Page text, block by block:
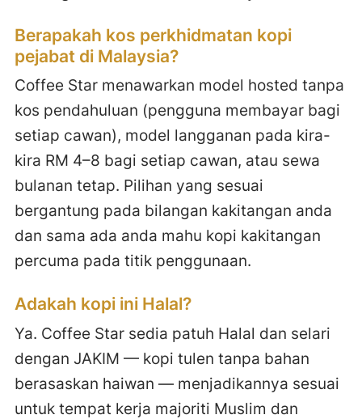
Berapakah kos perkhidmatan kopi
pejabat di Malaysia?
Coffee Star menawarkan model hosted tanpa
kos pendahuluan (pengguna membayar bagi
setiap cawan), model langganan pada kira-
kira RM 4–8 bagi setiap cawan, atau sewa
bulanan tetap. Pilihan yang sesuai
bergantung pada bilangan kakitangan anda
dan sama ada anda mahu kopi kakitangan
percuma pada titik penggunaan.
Adakah kopi ini Halal?
Ya. Coffee Star sedia patuh Halal dan selari
dengan JAKIM — kopi tulen tanpa bahan
berasaskan haiwan — menjadikannya sesuai
untuk tempat kerja majoriti Muslim dan